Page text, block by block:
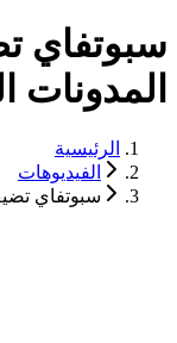
سبوتفاي
المدونات
الرئيسية
الفيديوهات
سبوتفاي